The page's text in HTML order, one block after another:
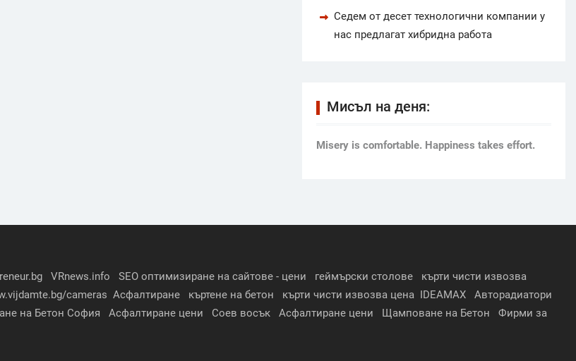
Седем от десет технологични компании у
нас предлагат хибридна работа
Мисъл на деня:
Мisery is comfortable. Happiness takes effort.
VRnews.info SEO оптимизиране на сайтове - цени геймърски столове
кърти чисти извозва
cameras Асфалтиране къртене на бетон кърти чисти извозва цена IDEAMAX
Авторадиатори
на Бетон София Асфалтиране цени Соев восък Асфалтиране цени Щамповане на Бетон
Фирми за